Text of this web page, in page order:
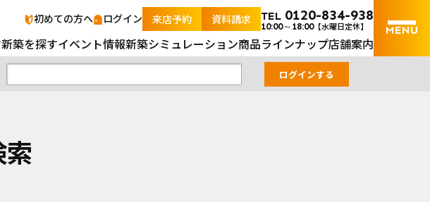
山口の土地＆新築ナビ｜山口県内の土地と新築戸建の不動産検索サイト
初めての方へ ログイン 来店予約 資料請求 TEL 0120-834-938
10:00～18:00【水曜日定休】
新築を探すイベント情報新築シミュレーション商品ラインナップ店舗案内
索